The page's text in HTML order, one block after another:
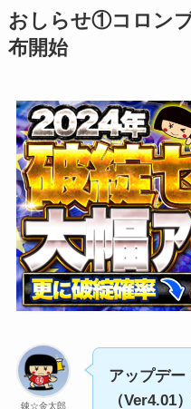
おしらせ①コロン
布開始
錬☆金太郎
アップデー
（Ver4.01